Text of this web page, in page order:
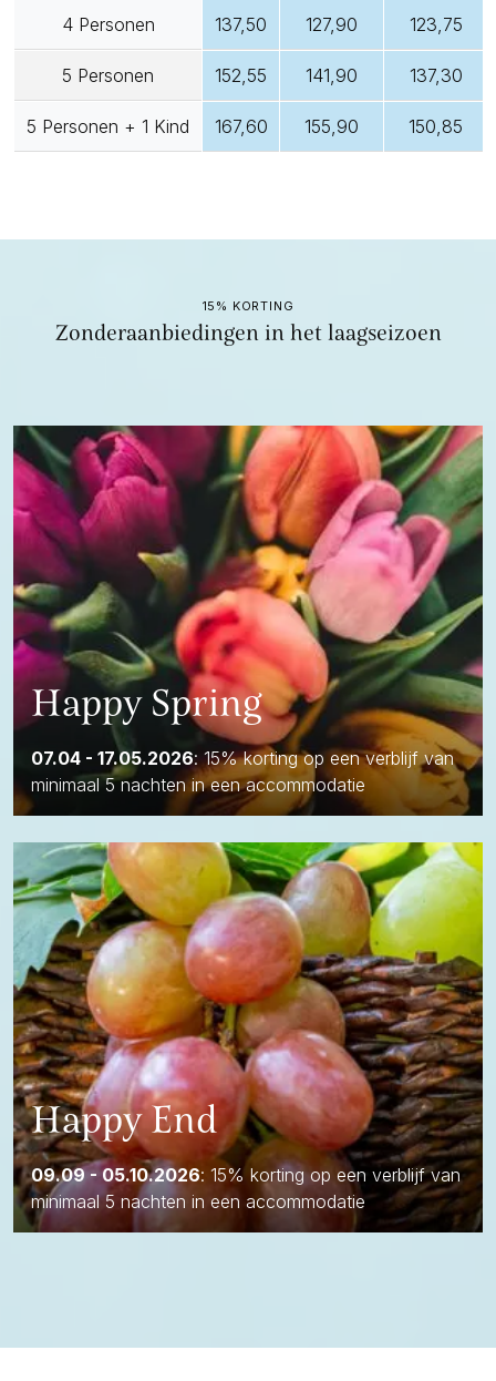
4 Personen 137,50 127,90 123,75
5 Personen 152,55 141,90 137,30
5 Personen + 1 Kind 167,60 155,90 150,85
15% KORTING
Zonderaanbiedingen in het laagseizoen
Happy Spring
07.04 - 17.05.2026: 15% korting op een verblijf van
minimaal 5 nachten in een accommodatie
Happy End
09.09 - 05.10.2026: 15% korting op een verblijf van
minimaal 5 nachten in een accommodatie